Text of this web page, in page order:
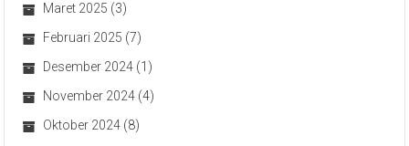
Maret 2025 (3)
Februari 2025 (7)
Desember 2024 (1)
November 2024 (4)
Oktober 2024 (8)